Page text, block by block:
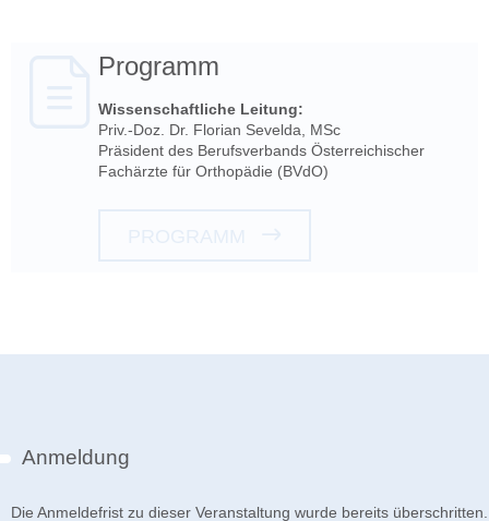
Programm
Wissenschaftliche Leitung:
Priv.-Doz. Dr. Florian Sevelda, MSc
Präsident des Berufsverbands Österreichischer
Fachärzte für Orthopädie (BVdO)
Anmeldung
Die Anmeldefrist zu dieser Veranstaltung wurde bereits überschritten.